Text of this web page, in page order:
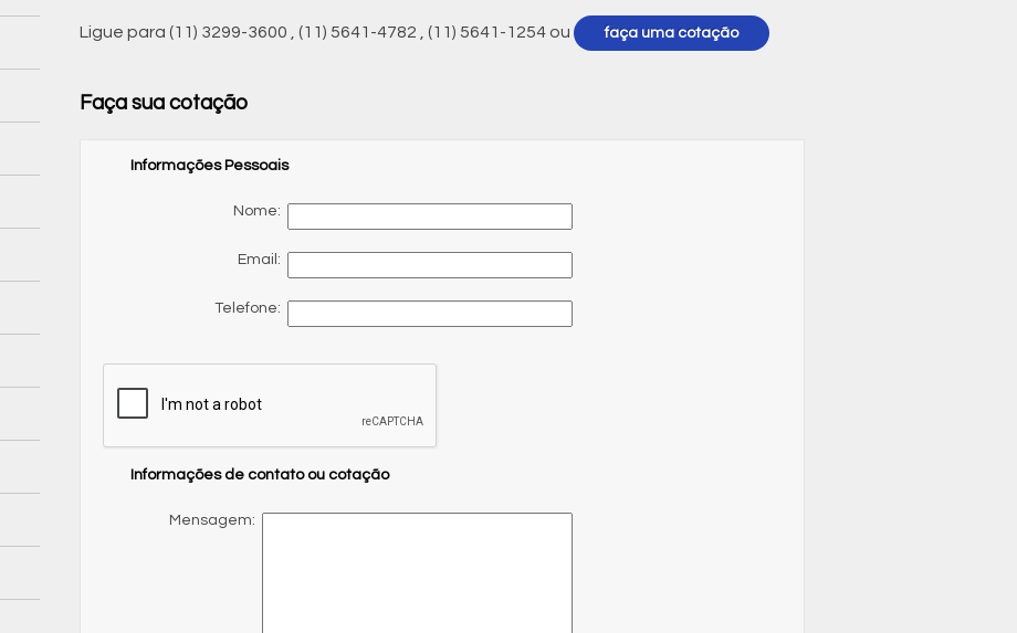
Ligue para (11) 3299-3600 (11) 5641-4782 (11) 5641-1254 ou faça uma cotação
Faça sua cotação
Informações Pessoais
Nome:
Email:
Telefone:
Informações de contato ou cotação
Mensagem: